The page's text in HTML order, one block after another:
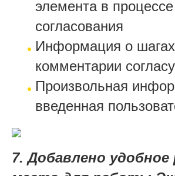
элемента в процессе
согласования
Информация о
комментарии
Произвольная
введенная
7. Добавлено удобное